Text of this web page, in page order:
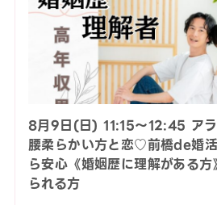
8月9日(日) 11:15〜12:45 アラ
腰柔らかい方と恋♡前橋de婚
ら安心《婚姻歴に理解がある
られる方